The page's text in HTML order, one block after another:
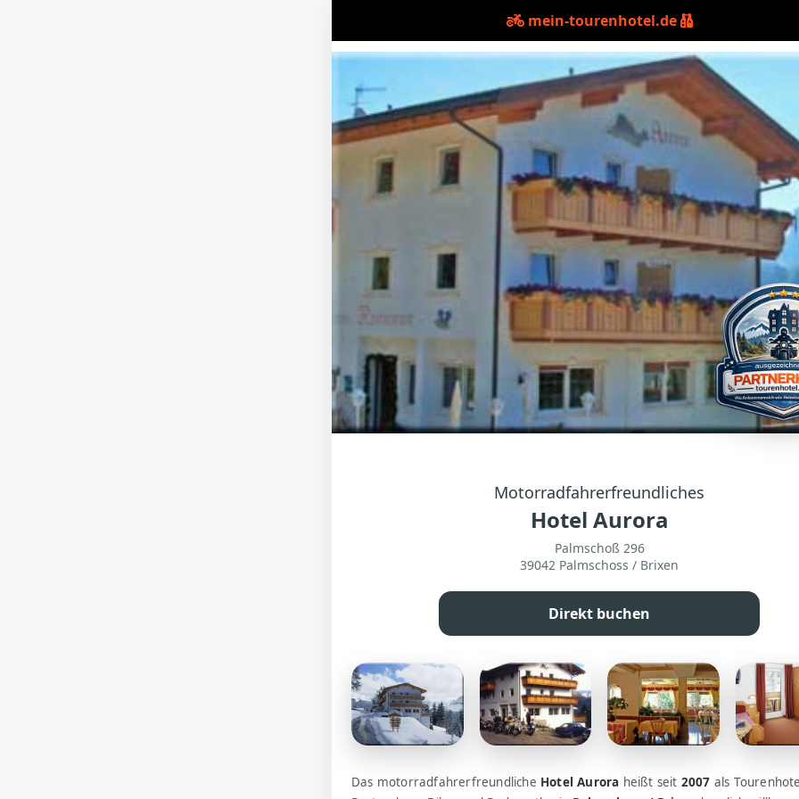
mein-tourenhotel.de
Motorradfahrerfreundliches
Hotel Aurora
Palmschoß 296
39042 Palmschoss / Brixen
Direkt buchen
Das motorradfahrerfreundliche Hotel Aurora heißt seit 2007 als